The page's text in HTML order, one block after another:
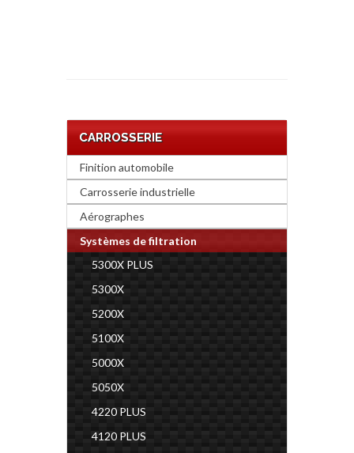
CARROSSERIE
Finition automobile
Carrosserie industrielle
Aérographes
Systèmes de filtration
5300X PLUS
5300X
5200X
5100X
5000X
5050X
4220 PLUS
4120 PLUS